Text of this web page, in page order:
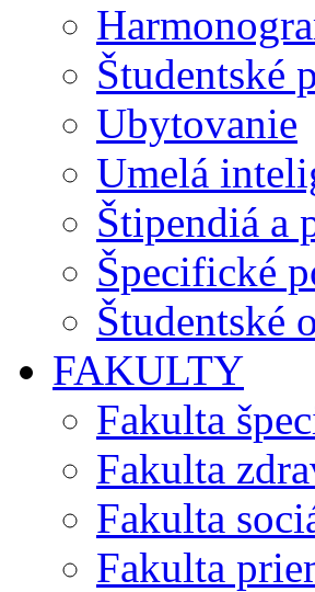
Študentské
Ubytovanie
Umelá
Štipendiá a
Špecifické
Študentské
FAKULTY
Fakulta
Fakulta
Fakulta
Fakulta